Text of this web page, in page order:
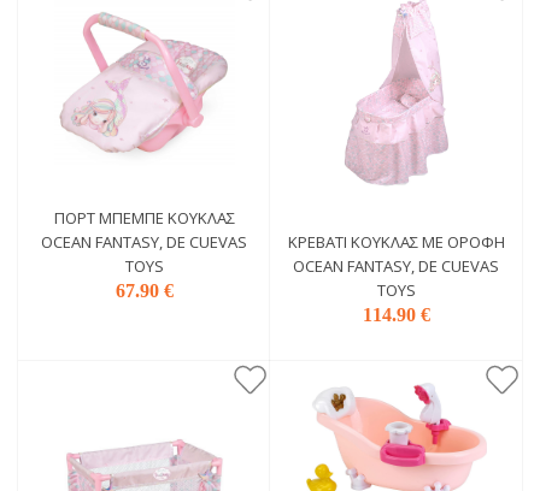
ΠΟΡΤ ΜΠΕΜΠΈ ΚΟΎΚΛΑΣ
OCEAN FANTASY, DE CUEVAS
TOYS
67.90 €
ΚΡΕΒΆΤΙ ΚΟΎΚΛΑΣ ΜΕ ΟΡΟΦΉ
OCEAN FANTASY, DE CUEVAS
TOYS
114.90 €